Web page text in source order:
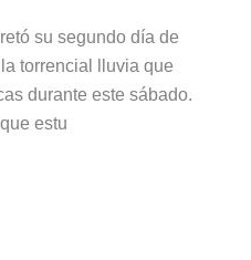
su segundo día de
torrencial lluvia que
durante este sábado.
estu